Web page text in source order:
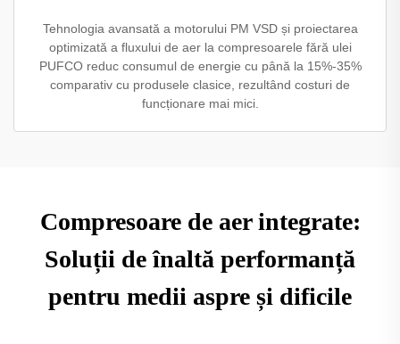
Tehnologia avansată a motorului PM VSD și proiectarea
optimizată a fluxului de aer la compresoarele fără ulei
PUFCO reduc consumul de energie cu până la 15%-35%
comparativ cu produsele clasice, rezultând costuri de
funcționare mai mici.
Compresoare de aer integrate:
Soluții de înaltă performanță
pentru medii aspre și dificile